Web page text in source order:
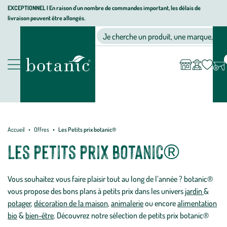
Aller
Aller
au
Aller
au
page
EXCEPTIONNEL I En raison d'un nombre de commandes important, les délais de
livraison peuvent être allongés.
Nos
animalerie,
décoration,
botanic®
Je cherche un produit, une marque, un
compte
Accueil Offres Les Petits prix botanic®
Les petits prix botanic®
Vous souhaitez vous faire plaisir tout au long de l’année ? botanic®
vous propose des bons plans à petits prix dans les universjardin&
potager,décoration de la maison,animalerieou encorealimentation
bio & bien-être. Découvrez notre sélection de petits prix botanic®